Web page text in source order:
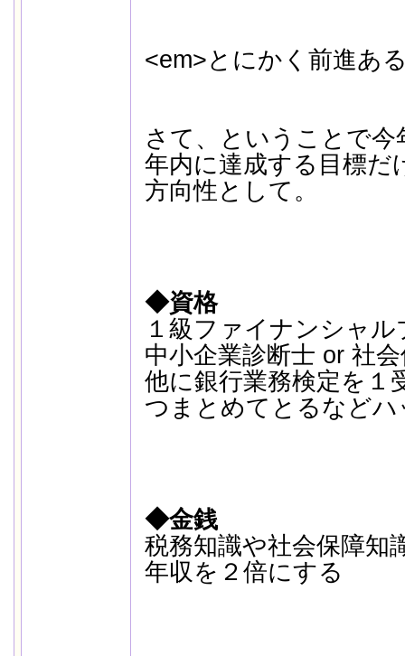
<em>とにかく前進あ
さて、ということで今
年内に達成する目標だ
方向性として。
◆資格
１級ファイナンシャ
中小企業診断士 or 社
他に銀行業務検定を１
つまとめてとるなどハ
◆金銭
税務知識や社会保障知
年収を２倍にする